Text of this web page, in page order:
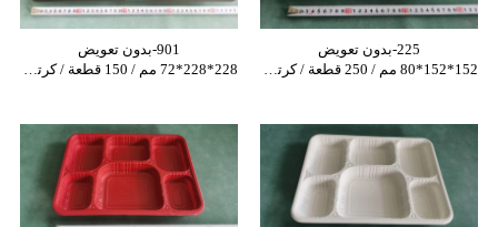
901-بدون تعويض
228*228*72 مم / 150 قطعة / كرتون
225-بدون تعويض
152*152*80 مم / 250 قطعة / كرتونة